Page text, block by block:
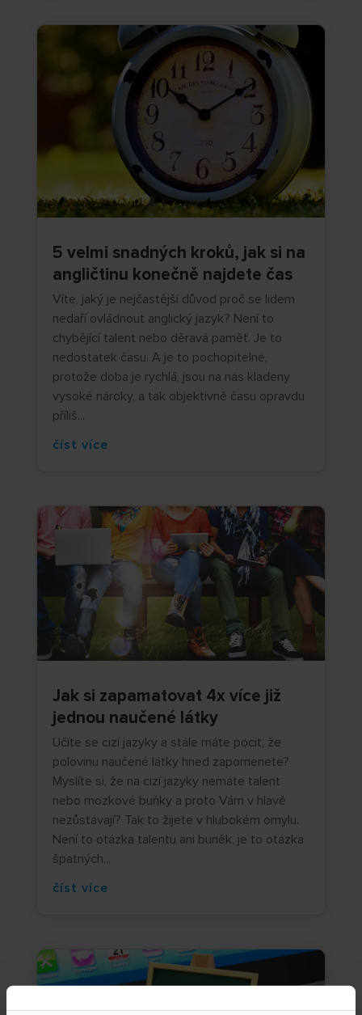
5 velmi snadných kroků, jak si na
angličtinu konečně najdete čas
Víte, jaký je nejčastější důvod proč se lidem
nedaří ovládnout anglický jazyk? Není to
chybějící talent nebo děravá paměť. Je to
nedostatek času. A je to pochopitelné,
protože doba je rychlá, jsou na nás kladeny
vysoké nároky, a tak objektivně času opravdu
příliš...
číst více
Jak si zapamatovat 4x více již
jednou naučené látky
Učíte se cizí jazyky a stále máte pocit, že
polovinu naučené látky hned zapomenete?
Myslíte si, že na cizí jazyky nemáte talent
nebo mozkové buňky a proto Vám v hlavě
nezůstávají? Tak to žijete v hlubokém omylu.
Není to otázka talentu ani buněk, je to otázka
špatných...
číst více